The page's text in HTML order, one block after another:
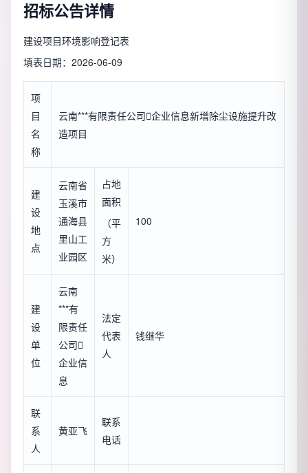
招标公告详情
建设项目环境影响登记表
填表日期：2026-06-09
项
目
名
称
云南***有限责任公司企业信息新增除尘设施提升改
造项目
建
设
地
点
云南省
玉溪市
通海县
里山工
业园区
占地
面积
（平
方
米）
100
建
设
单
位
云南
***有
限责任
公司
企业信
息
法定
代表
人
钱继华
联
系
人
黄亚飞
联系
电话